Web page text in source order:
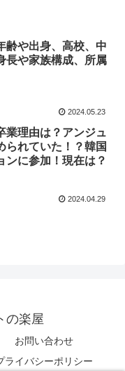
齢や出身、高校、中
長や家族構成、所属
2024.05.23
業理由は？アンジュ
られていた！？韓国
ンに参加！現在は？
2024.04.29
の楽屋
お問い合わせ
ライバシーポリシー